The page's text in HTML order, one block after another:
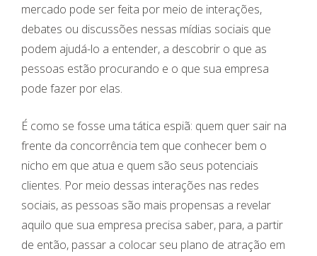
mercado pode ser feita por meio de interações,
debates ou discussões nessas mídias sociais que
podem ajudá-lo a entender, a descobrir o que as
pessoas estão procurando e o que sua empresa
pode fazer por elas.
É como se fosse uma tática espiã: quem quer sair na
frente da concorrência tem que conhecer bem o
nicho em que atua e quem são seus potenciais
clientes. Por meio dessas interações nas redes
sociais, as pessoas são mais propensas a revelar
aquilo que sua empresa precisa saber, para, a partir
de então, passar a colocar seu plano de atração em